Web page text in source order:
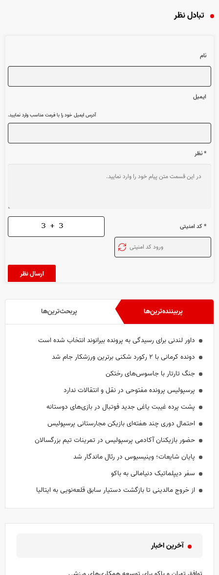
تبادل نظر
نام
ایمیل
آدرس ایمیل خود را با فرمت مناسب وارد نمایید.
* نظر
* کد امنیتی
پربیننده‌ترین‌ها پربحث‌ترین‌ها
داور لندنی برای رسیدگی به پرونده بیرانوند انتخاب شده است
دونده کرمانی با ۲ رکورد شکنی برترین ورزشکار جام شد
جنگ تارتار با جاسوس‌های رختکن
پرسپولیس پرونده مفتوحی در نقل و انتقالات ندارد
پشت پرده غیبت یاغی جدید فوتبال در بازی‌های دوستانه
احتمال دوری چند هفته‌ای بازیکن مجارستانی پرسپولیس
حضور بازیکنان آکادمی پرسپولیس در تمرینات تیم بزرگسالان
پایان شایعات؛ وینیسیوس در رئال ماندگار شد
سفر دیپلماتیک دنیامالی به باکو
از خروج مالدینی تا بازگشت دستیار سابق قلعه‌نویی به ایتالیا
آخرین اخبار